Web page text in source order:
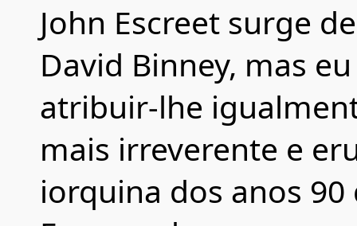
John Escreet surge
David Binney, mas
atribuir-lhe
mais irreverente e
iorquina dos anos